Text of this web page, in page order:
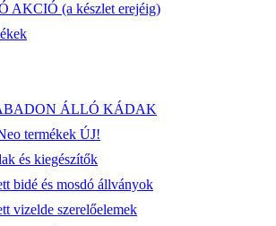
AKCIÓ (a készlet erejéig)
ÁLLÓ KÁDAK
termékek ÚJ!
és kiegészítők
bidé és mosdó állványok
vizelde szerelőelemek